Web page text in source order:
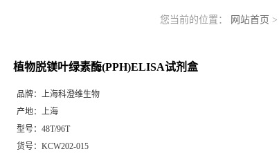
您当前的位置： 网站首页 >
植物脱镁叶绿素酶(PPH)ELISA试剂盒
品牌： 上海科澄维生物
产地： 上海
型号： 48T/96T
货号： KCW202-015